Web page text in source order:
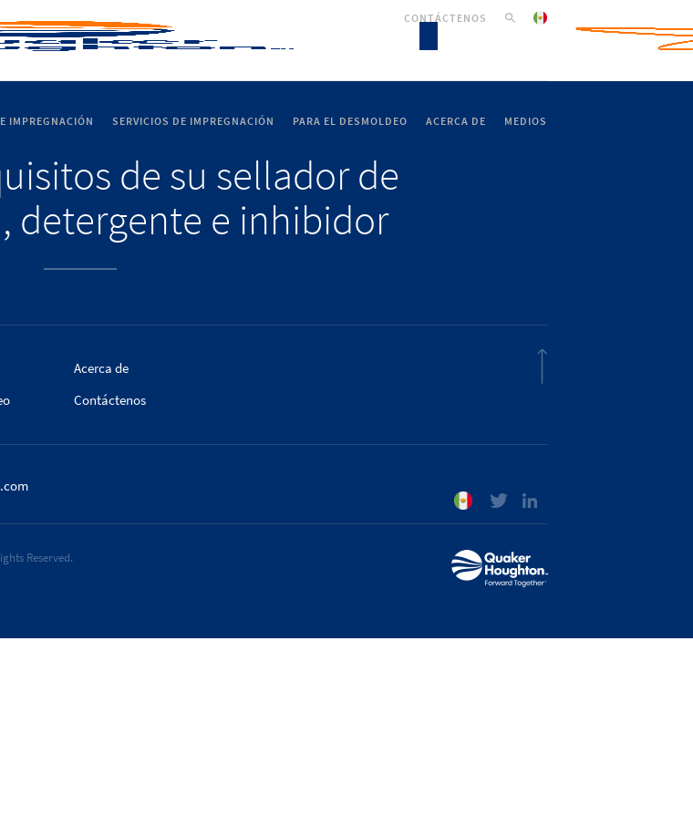
IMPREGNACIÓN SERVICIOS DE IMPREGNACIÓN PARA EL DESMOLDEO ACERCA DE MEDIOS
CONTÁCTENOS
de su sellador de
detergente e inhibidor
Acerca de
Contáctenos
Reserved.